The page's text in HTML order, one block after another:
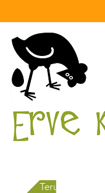
Terug naar alle